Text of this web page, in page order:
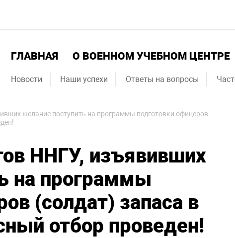
ГЛАВНАЯ О ВОЕННОМ УЧЕБНОМ ЦЕНТРЕ
Новости Наши успехи Ответы на вопросы
желание поступить на программы подготовки офицеров
ННГУ, изъявивших
на программы
(солдат) запаса в
отбор проведен!